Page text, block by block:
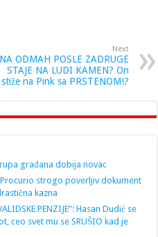
Next
ODMAH POSLE ZADRUGE
STAJE NA LUDI KAMEN? On
stiže na Pink sa PRSTENOM!?
građana dobija novac
strogo poverljiv dokument
kazna
PENZIJE”: Hasan Dudić se
ceo svet mu se SRUŠIO kad je